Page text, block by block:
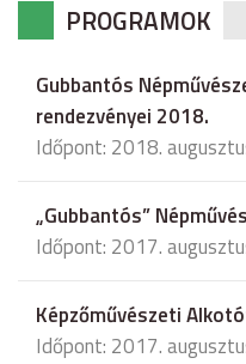
PROGRAMOK
Gubbantós
rendezvényei 2018.
Időpont: 2018.
„Gubbantós”
Időpont: 2017.
Képzőművészeti
Időpont: 2017.